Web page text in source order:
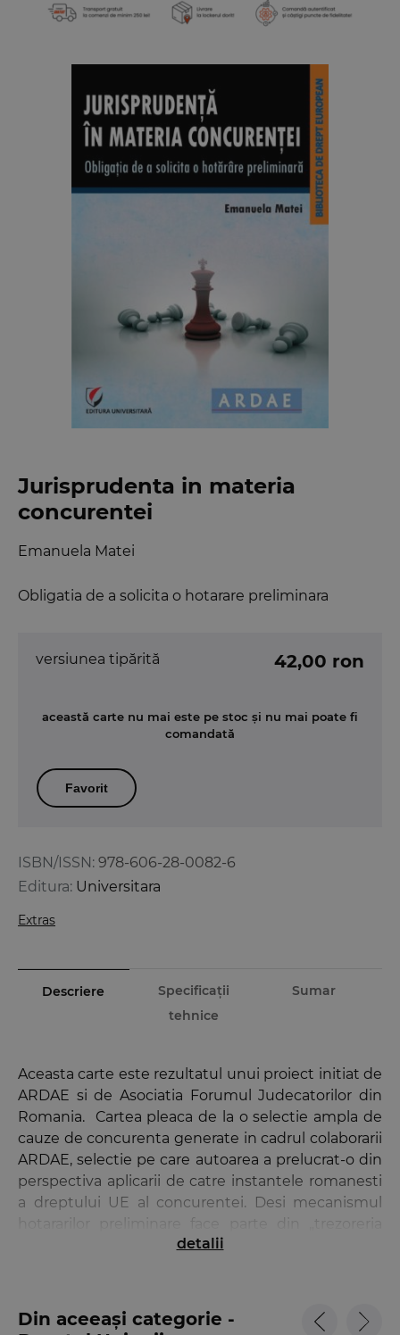
Jurisprudenta in materia
concurentei
Obligatia de a solicita o hotarare preliminara
Emanuela Matei
ISBN/ISSN: 978-606-28-0082-6
Editura: Universitara
Extras
versiunea tipărită 42,00 ron
această carte nu mai este pe stoc și nu mai poate fi
comandată
Favorit
Descriere
Specificații
tehnice
Sumar
Aceasta carte este rezultatul unui proiect initiat de
ARDAE si de Asociatia Forumul Judecatorilor din
Romania. Cartea pleaca de la o selectie ampla de
cauze de concurenta generate in cadrul colaborarii
ARDAE, selectie pe care autoarea a prelucrat-o din
perspectiva aplicarii de catre instantele romanesti
a dreptului UE al concurentei. Desi mecanismul
hotararilor preliminare face parte din „trezoreria
regala” a sistemului de dreptul al UE avand un rol
pentru protectia efectiva a drepturilor particularilor
cu toate acestea nu se poate spune ca subiectul a
detalii
Din aceeași categorie -